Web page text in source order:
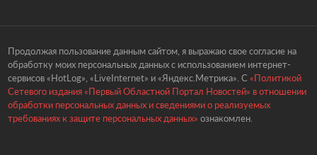
Продолжая пользование данным сайтом, я выражаю свое согласие на
обработку моих персональных данных с использованием интернет-
сервисов «HotLog», «LiveInternet» и «Яндекс.Метрика». С «Политикой
Сетевого издания «Первый Областной Портал Новостей» в отношении
обработки персональных данных и сведениями о реализуемых
требованиях к защите персональных данных» ознакомлен.